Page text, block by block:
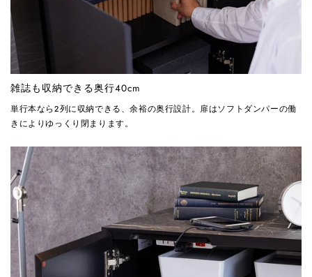
雑誌も収納できる奥行40cm
単行本なら2列に収納できる、余裕の奥行設計。扉はソフトダンパーの働
きによりゆっくり閉まります。